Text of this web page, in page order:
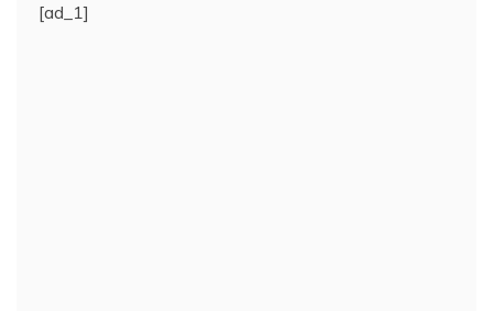
[ad_1]